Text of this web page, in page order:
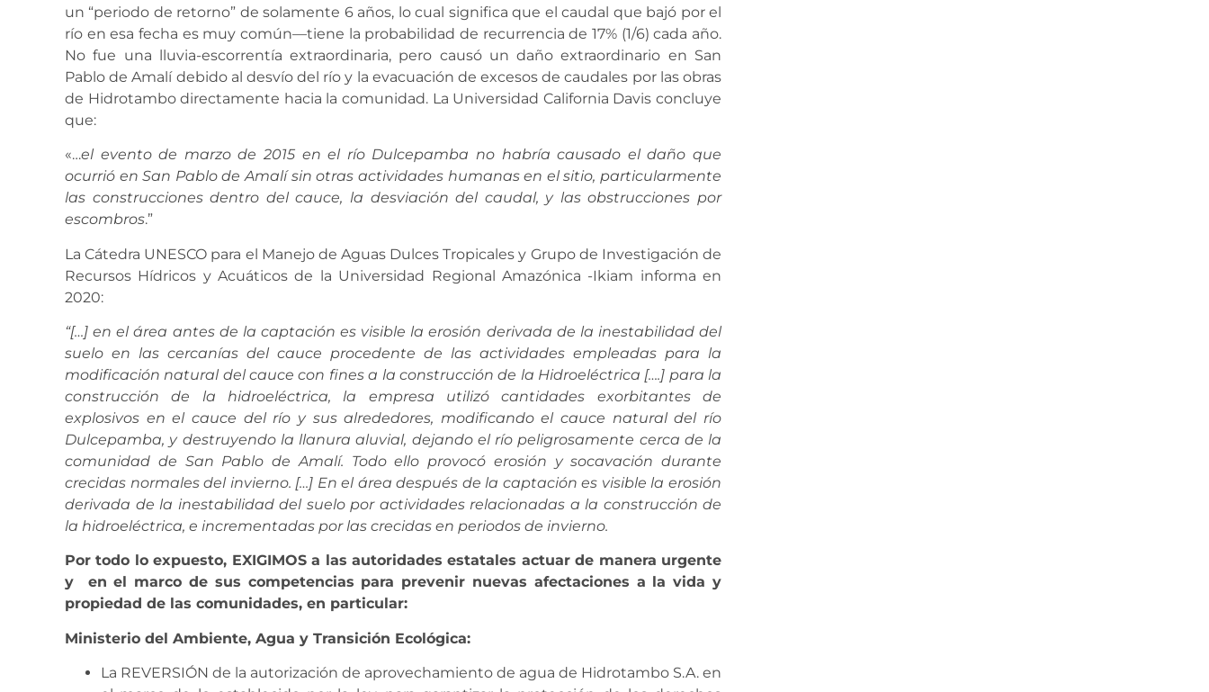
un “periodo de retorno” de solamente 6 años, lo cual significa que el caudal que bajó por el
río en esa fecha es muy común—tiene la probabilidad de recurrencia de 17% (1/6) cada año.
No fue una lluvia-escorrentía extraordinaria, pero causó un daño extraordinario en San
Pablo de Amalí debido al desvío del río y la evacuación de excesos de caudales por las obras
de Hidrotambo directamente hacia la comunidad. La Universidad California Davis concluye
que:
«…el evento de marzo de 2015 en el río Dulcepamba no habría causado el daño que
ocurrió en San Pablo de Amalísin otras actividades humanas en el sitio, particularmente
las construcciones dentro del cauce, la desviación del caudal, y las obstrucciones por
escombros.”
La Cátedra UNESCO para el Manejo de Aguas Dulces Tropicales y Grupo de Investigación de
Recursos Hídricos y Acuáticos de la Universidad Regional Amazónica -Ikiam informa en
2020:
“[…]en el área antes de la captación es visible la erosión derivada de la inestabilidad del
suelo en las cercanías del cauce procedente de las actividades empleadas para la
modificación natural del cauce con fines a la construcción de la Hidroeléctrica [….] para la
construcción de la hidroeléctrica, la empresa utilizócantidades exorbitantes de
explosivos en el cauce del río y sus alrededores, modificando el cauce natural del río
Dulcepamba, y destruyendo la llanura aluvial, dejando el ríopeligrosamente cerca de la
comunidad de San Pablo de Amalí. Todo ello provocó erosión y socavación durante
crecidas normales del invierno. […] En el áreadespués de la captación es visible la erosión
derivada de la inestabilidad del suelo por actividades relacionadas a la construcción de
la hidroeléctrica, e incrementadas por las crecidas en periodos de invierno.
Por todo lo expuesto, EXIGIMOS a las autoridades estatales actuar de manera urgente
y en el marco de sus competencias para prevenir nuevas afectaciones a la vida y
propiedad de las comunidades, en particular:
Ministerio del Ambiente, Agua y Transición Ecológica:
La REVERSIÓN de la autorización de aprovechamiento de agua de Hidrotambo S.A. en